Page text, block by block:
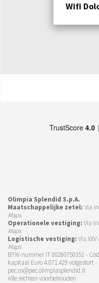
Wifi
Olimpia Splendid S.p.A.
Maatschappelijke zetel: Via
Maps
Operationele vestiging: Via
Maps
Logistische vestiging: Via
Maps
BTW-nummer IT 00260750351 -
kapitaal Euro 4.071.429 volgestort
pec.os@pec.olimpiasplendid.it
Alle rechten voorbehouden